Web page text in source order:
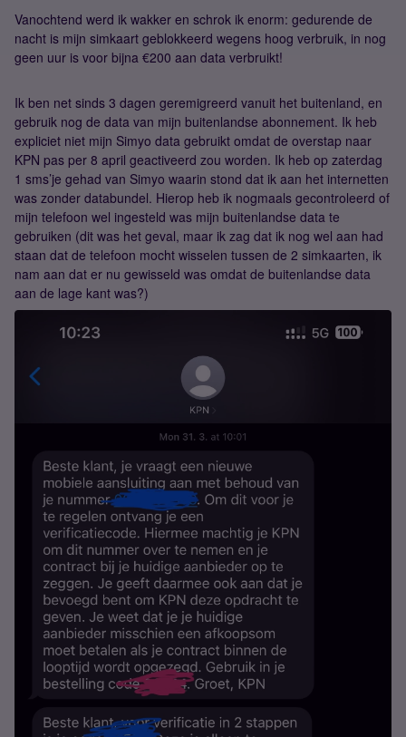
Vanochtend werd ik wakker en schrok ik enorm: gedurende de
nacht is mijn simkaart geblokkeerd wegens hoog verbruik, in nog
geen uur is voor bijna €200 aan data verbruikt!
Ik ben net sinds 3 dagen geremigreerd vanuit het buitenland, en
gebruik nog de data van mijn buitenlandse abonnement. Ik heb
expliciet niet mijn Simyo data gebruikt omdat de overstap naar
KPN pas per 8 april geactiveerd zou worden. Ik heb op zaterdag
1 sms’je gehad van Simyo waarin stond dat ik aan het internetten
was zonder databundel. Hierop heb ik nogmaals gecontroleerd of
mijn telefoon wel ingesteld was mijn buitenlandse data te
gebruiken (dit was het geval, maar ik zag dat ik nog wel aan had
staan dat de telefoon mocht wisselen tussen de 2 simkaarten, ik
nam aan dat er nu gewisseld was omdat de buitenlandse data
aan de lage kant was?)